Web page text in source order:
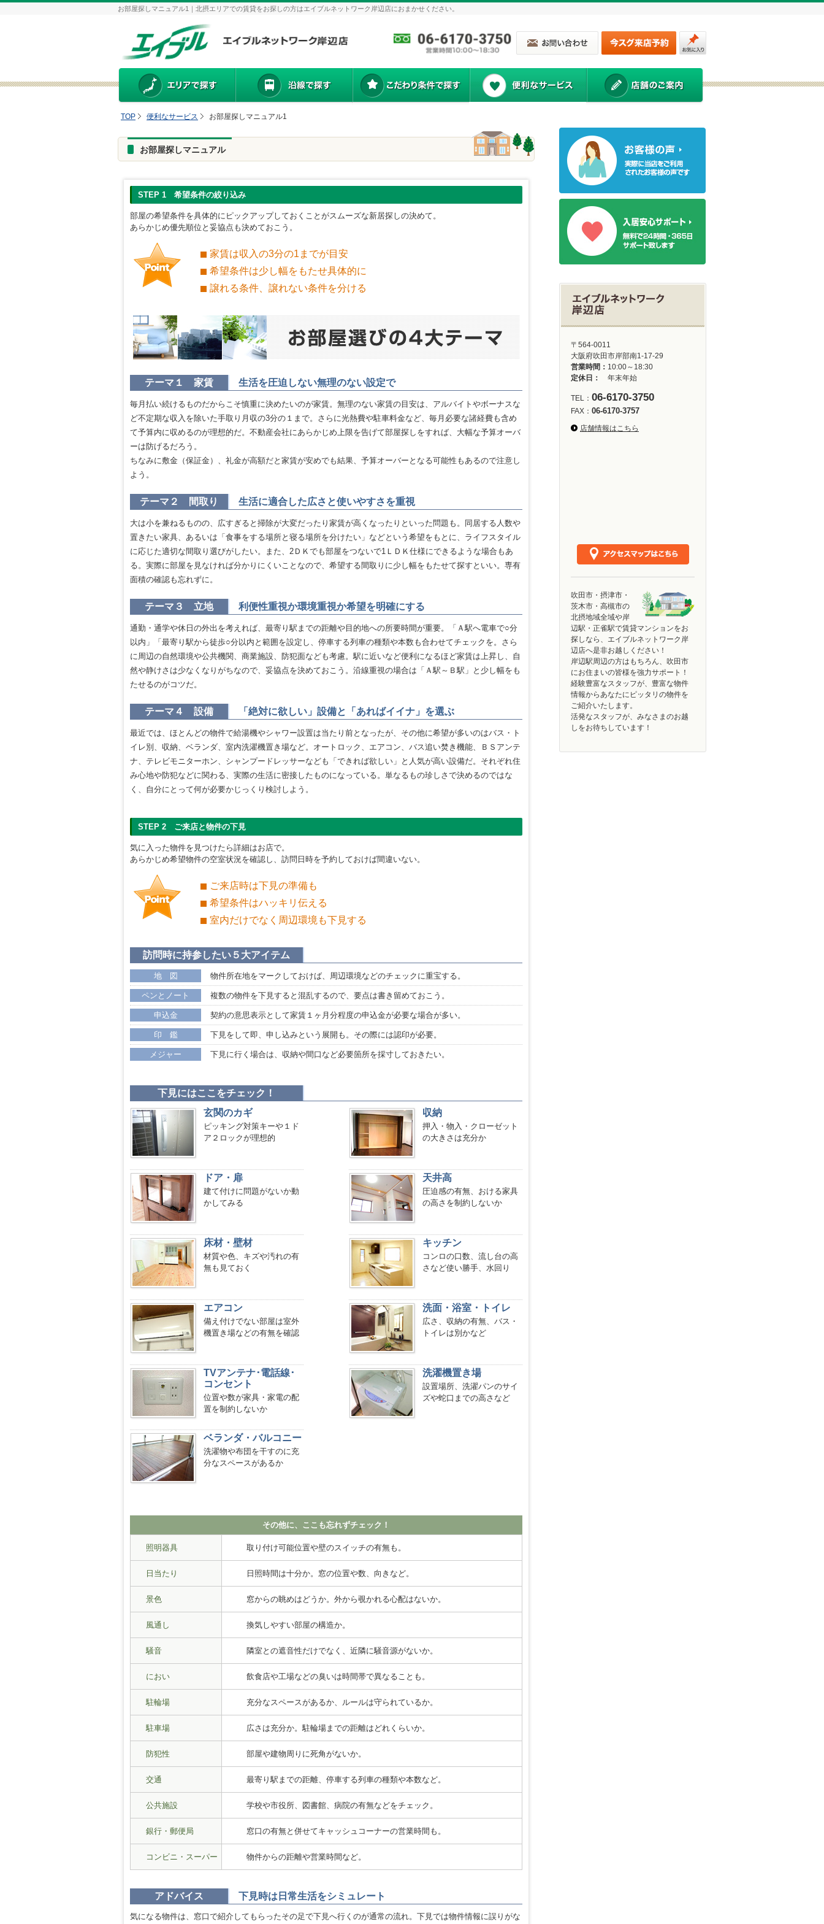
お部屋探しマニュアル1｜北摂エリアでの賃貸をお探しの方はエイブルネットワーク岸辺店におまかせください。
TOP 便利なサービス お部屋探しマニュアル1
お部屋探しマニュアル
STEP 1 希望条件の絞り込み
部屋の希望条件を具体的にピックアップしておくことがスムーズな新居探しの決めて。
あらかじめ優先順位と妥協点も決めておこう。
家賃は収入の3分の1までが目安
希望条件は少し幅をもたせ具体的に
譲れる条件、譲れない条件を分ける
テーマ１ 家賃 生活を圧迫しない無理のない設定で
毎月払い続けるものだからこそ慎重に決めたいのが家賃。無理のない家賃の目安は、アルバイトやボーナスな
ど不定期な収入を除いた手取り月収の3分の１まで。さらに光熱費や駐車料金など、毎月必要な諸経費も含め
て予算内に収めるのが理想的だ。不動産会社にあらかじめ上限を告げて部屋探しをすれば、大幅な予算オーバ
ーは防げるだろう。
ちなみに敷金（保証金）、礼金が高額だと家賃が安めでも結果、予算オーバーとなる可能性もあるので注意し
よう。
テーマ２ 間取り 生活に適合した広さと使いやすさを重視
大は小を兼ねるものの、広すぎると掃除が大変だったり家賃が高くなったりといった問題も。同居する人数や
置きたい家具、あるいは「食事をする場所と寝る場所を分けたい」などという希望をもとに、ライフスタイル
に応じた適切な間取り選びがしたい。また、2ＤＫでも部屋をつないで1ＬＤＫ仕様にできるような場合もあ
る。実際に部屋を見なければ分かりにくいことなので、希望する間取りに少し幅をもたせて探すといい。専有
面積の確認も忘れずに。
テーマ３ 立地 利便性重視か環境重視か希望を明確にする
通勤・通学や休日の外出を考えれば、最寄り駅までの距離や目的地への所要時間が重要。「Ａ駅へ電車で○分
以内」「最寄り駅から徒歩○分以内と範囲を設定し、停車する列車の種類や本数も合わせてチェックを。さら
に周辺の自然環境や公共機関、商業施設、防犯面なども考慮。駅に近いなど便利になるほど家賃は上昇し、自
然や静けさは少なくなりがちなので、妥協点を決めておこう。沿線重視の場合は「Ａ駅～Ｂ駅」と少し幅をも
たせるのがコツだ。
テーマ４ 設備 「絶対に欲しい」設備と「あればイイナ」を選ぶ
最近では、ほとんどの物件で給湯機やシャワー設置は当たり前となったが、その他に希望が多いのはバス・ト
イレ別、収納、ベランダ、室内洗濯機置き場など。オートロック、エアコン、バス追い焚き機能、ＢＳアンテ
ナ、テレビモニターホン、シャンプードレッサーなども「できれば欲しい」と人気が高い設備だ。それぞれ住
み心地や防犯などに関わる、実際の生活に密接したものになっている。単なるもの珍しさで決めるのではな
く、自分にとって何が必要かじっくり検討しよう。
STEP 2 ご来店と物件の下見
気に入った物件を見つけたら詳細はお店で。
あらかじめ希望物件の空室状況を確認し、訪問日時を予約しておけば間違いない。
ご来店時は下見の準備も
希望条件はハッキリ伝える
室内だけでなく周辺環境も下見する
訪問時に持参したい５大アイテム
地 図 物件所在地をマークしておけば、周辺環境などのチェックに重宝する。
ペンとノート 複数の物件を下見すると混乱するので、要点は書き留めておこう。
申込金 契約の意思表示として家賃１ヶ月分程度の申込金が必要な場合が多い。
印 鑑 下見をして即、申し込みという展開も。その際には認印が必要。
メジャー 下見に行く場合は、収納や間口など必要箇所を採寸しておきたい。
下見にはここをチェック！
玄関のカギ
ピッキング対策キーや１ド
ア２ロックが理想的
ドア・扉
建て付けに問題がないか動
かしてみる
床材・壁材
材質や色、キズや汚れの有
無も見ておく
エアコン
備え付けでない部屋は室外
機置き場などの有無を確認
TVアンテナ･電話線･
コンセント
位置や数が家具・家電の配
置を制約しないか
ベランダ・バルコニー
洗濯物や布団を干すのに充
分なスペースがあるか
収納
押入・物入・クローゼット
の大きさは充分か
天井高
圧迫感の有無、おける家具
の高さを制約しないか
キッチン
コンロの口数、流し台の高
さなど使い勝手、水回り
洗面・浴室・トイレ
広さ、収納の有無、バス・
トイレは別かなど
洗濯機置き場
設置場所、洗濯パンのサイ
ズや蛇口までの高さなど
その他に、ここも忘れずチェック！
照明器具 取り付け可能位置や壁のスイッチの有無も。
日当たり 日照時間は十分か。窓の位置や数、向きなど。
景色 窓からの眺めはどうか。外から覗かれる心配はないか。
風通し 換気しやすい部屋の構造か。
騒音 隣室との遮音性だけでなく、近隣に騒音源がないか。
におい 飲食店や工場などの臭いは時間帯で異なることも。
駐輪場 充分なスペースがあるか、ルールは守られているか。
駐車場 広さは充分か。駐輪場までの距離はどれくらいか。
防犯性 部屋や建物周りに死角がないか。
交通 最寄り駅までの距離、停車する列車の種類や本数など。
公共施設 学校や市役所、図書館、病院の有無などをチェック。
銀行・郵便局 窓口の有無と併せてキャッシュコーナーの営業時間も。
コンビニ・スーパー 物件からの距離や営業時間など。
アドバイス 下見時は日常生活をシミュレート
気になる物件は、窓口で紹介してもらったその足で下見へ行くのが通常の流れ。下見では物件情報に誤りがな
〒564-0011
大阪府吹田市岸部南1-17-29
営業時間： 10:00～18:30
定休日：
年末年始
TEL： 06-6170-3750
FAX： 06-6170-3757
店舗情報はこちら
吹田市・摂津市・
茨木市・高槻市の
北摂地域全域や岸
辺駅・正雀駅で賃貸マンションをお
探しなら、エイブルネットワーク岸
辺店へ是非お越しください！
岸辺駅周辺の方はもちろん、吹田市
にお住まいの皆様を強力サポート！
経験豊富なスタッフが、豊富な物件
情報からあなたにピッタリの物件を
ご紹介いたします。
活発なスタッフが、みなさまのお越
しをお待ちしています！